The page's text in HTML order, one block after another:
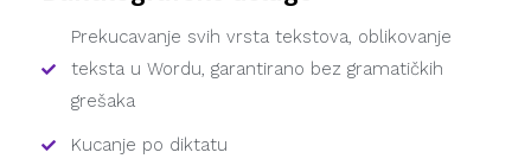
Prekucavanje svih vrsta tekstova, oblikovanje
teksta u Wordu, garantirano bez gramatičkih
grešaka
Kucanje po diktatu